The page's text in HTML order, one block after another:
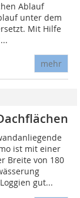
Ablauf
unter dem
Mit Hilfe
mehr
ist mit einer
Breite von 180
gut...